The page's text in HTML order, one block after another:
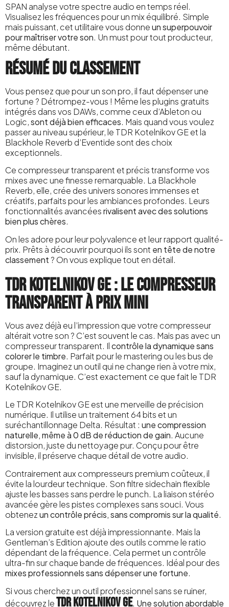
SPAN analyse votre spectre audio en temps réel.
Visualisez les fréquences pour un mix équilibré. Simple
mais puissant, cet utilitaire vous donneun superpouvoir
pour maîtriser votre son. Un must pour tout producteur,
même débutant.
Résumé du classement
Vous pensez que pour un son pro, il faut dépenser une
fortune ? Détrompez-vous ! Même les plugins gratuits
intégrés dans vos DAWs, comme ceux d’Ableton ou
Logic,sont déjà bien efficaces. Mais quand vous voulez
passer au niveau supérieur, le TDR Kotelnikov GE et la
Blackhole Reverb d’Eventide sont des choix
exceptionnels.
Ce compresseur transparent et précis transforme vos
mixes avec une finesse remarquable. La Blackhole
Reverb, elle, crée des univers sonores immenses et
créatifs, parfaits pour les ambiances profondes. Leurs
fonctionnalités avancéesrivalisent avec des solutions
bien plus chères.
On les adore pour leur polyvalence et leur rapport qualité-
prix. Prêts à découvrir pourquoi ils sont en tête de notre
classement ? On vous explique tout en détail.
TDR Kotelnikov GE : le compresseur
transparent à prix mini
Vous avez déjà eu l’impression que votre compresseur
altérait votre son ? C’est souvent le cas. Mais pas avec un
compresseur transparent. Ilcontrôle la dynamique sans
colorer le timbre. Parfait pour le mastering ou les bus de
groupe. Imaginez un outil qui ne change rien à votre mix,
sauf la dynamique. C’est exactement ce que fait le TDR
Kotelnikov GE.
Le TDR Kotelnikov GE est une merveille de précision
numérique. Il utilise un traitement 64 bits et un
suréchantillonnage Delta. Résultat : une compression
naturelle, même à 0 dB de réduction de gain. Aucune
distorsion, juste du nettoyage pur. Conçu pour être
invisible, il préserve chaque détail de votre audio.
Contrairement aux compresseurs premium coûteux, il
évite la lourdeur technique. Son filtre sidechain flexible
ajuste les basses sans perdre le punch. La liaison stéréo
avancée gère les pistes complexes sans souci. Vous
obtenezun contrôle précis, sans compromis sur la qualité.
La version gratuite est déjà impressionnante. Mais la
Gentleman’s Edition ajoute des outils comme le ratio
dépendant de la fréquence. Cela permet un contrôle
ultra-fin sur chaque bande de fréquences. Idéal pour des
mixes professionnels sans dépenser une fortune.
Si vous cherchez un outil professionnel sans se ruiner,
découvrez leTDR Kotelnikov GE. Une solution abordable